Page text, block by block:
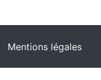
Mentions légales